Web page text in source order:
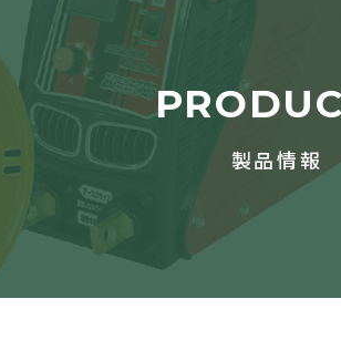
製品情報